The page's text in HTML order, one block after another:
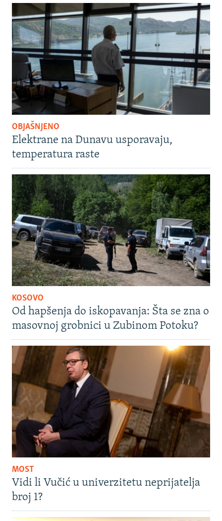
OBJAŠNJENO
Elektrane na Dunavu usporavaju,
temperatura raste
KOSOVO
Od hapšenja do iskopavanja: Šta se zna o
masovnoj grobnici u Zubinom Potoku?
MOST
Vidi li Vučić u univerzitetu neprijatelja
broj 1?